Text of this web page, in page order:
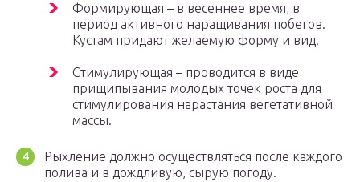
Формирующая – в весеннее время, в
период активного наращивания побегов.
Кустам придают желаемую форму и вид.
Стимулирующая – проводится в виде
прищипывания молодых точек роста для
стимулирования нарастания вегетативной
массы.
Рыхление должно осуществляться после каждого
полива и в дождливую, сырую погоду.